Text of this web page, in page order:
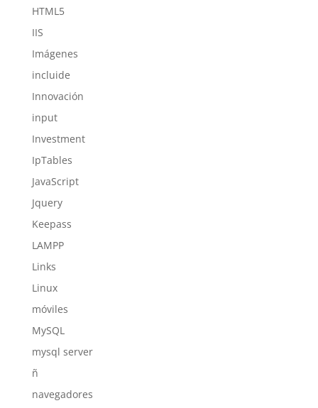
HTML5
IIS
Imágenes
incluide
Innovación
input
Investment
IpTables
JavaScript
Jquery
Keepass
LAMPP
Links
Linux
móviles
MySQL
mysql server
ñ
navegadores